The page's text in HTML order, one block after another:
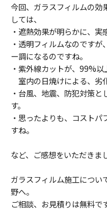
今回、ガラスフィルムの効
しては、
・遮熱効果が明らかに、実
・透明フィルムなのです
ー調になるのですね。
・紫外線カットが、99%以
室内の日焼けによる、劣
・台風、地震、防犯対策
す。
・思ったよりも、コスト
すね。
など、ご感想をいただきま
ガラスフィルム施工につい
野へ。
ご相談、お見積りは無料です